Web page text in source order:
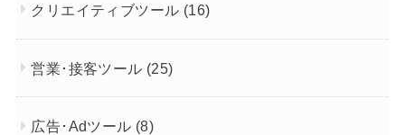
クリエイティブツール (16)
営業･接客ツール (25)
広告･Adツール (8)